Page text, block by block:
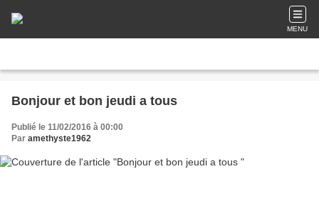
MENU
Bonjour et bon jeudi a tous
Publié le 11/02/2016 à 00:00
Par amethyste1962